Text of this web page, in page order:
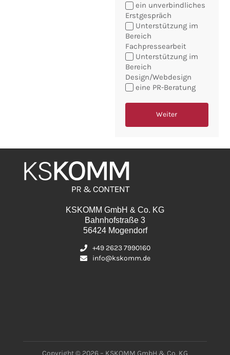
Sie
möchten:
ein unverbindliches
Erstgespräch
Unterstützung im
Bereich
Fachpressearbeit
Unterstützung im
Bereich
Design/Webdesign
eine PR-Beratung
Weiter
KSKOMM GmbH & Co. KG
Bahnhofstraße 3
56424 Mogendorf
+49 2623 7990160
info@kskomm.de
Copyright © 2026 – KSKOMM GmbH & Co. KG